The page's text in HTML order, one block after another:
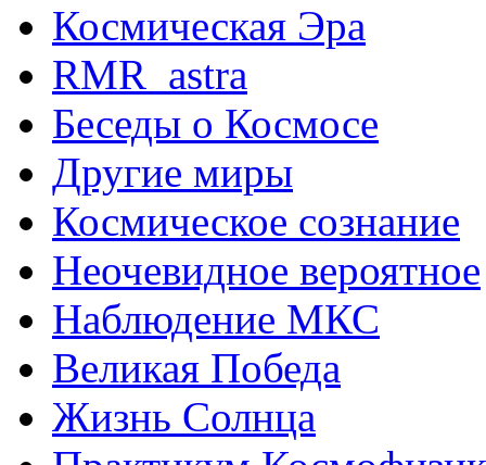
Космическая Эра
RMR_astra
Беседы о Космосе
Другие миры
Космическое сознание
Неочевидное вероятное
Наблюдение МКС
Великая Победа
Жизнь Солнца